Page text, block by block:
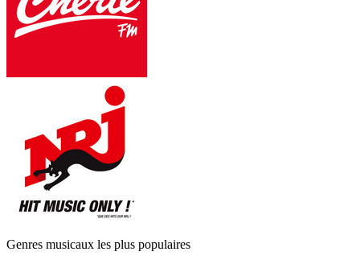
Genres musicaux les plus populaires